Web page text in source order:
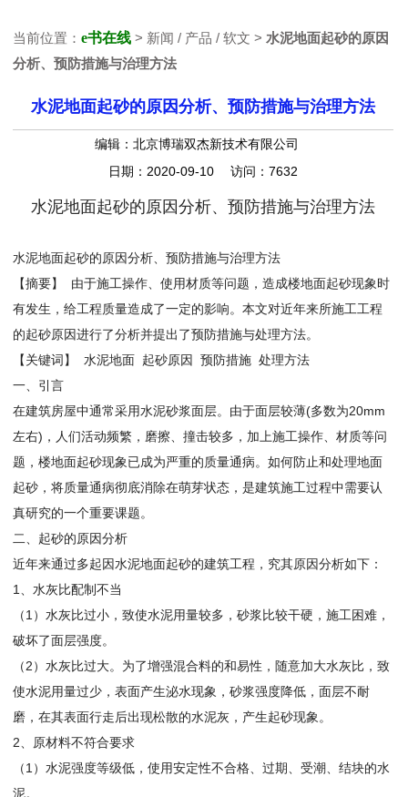
当前位置：e书在线 > 新闻 / 产品 / 软文 > 水泥地面起砂的原因
分析、预防措施与治理方法
水泥地面起砂的原因分析、预防措施与治理方法
编辑：北京博瑞双杰新技术有限公司
日期：2020-09-10 访问：7632
水泥地面起砂的原因分析、预防措施与治理方法
水泥地面起砂的原因分析、预防措施与治理方法
【摘要】 由于施工操作、使用材质等问题，造成楼地面起砂现象时
有发生，给工程质量造成了一定的影响。本文对近年来所施工工程
的起砂原因进行了分析并提出了预防措施与处理方法。
【关键词】 水泥地面 起砂原因 预防措施 处理方法
一、引言
在建筑房屋中通常采用水泥砂浆面层。由于面层较薄(多数为20mm
左右)，人们活动频繁，磨擦、撞击较多，加上施工操作、材质等问
题，楼地面起砂现象已成为严重的质量通病。如何防止和处理地面
起砂，将质量通病彻底消除在萌芽状态，是建筑施工过程中需要认
真研究的一个重要课题。
二、起砂的原因分析
近年来通过多起因水泥地面起砂的建筑工程，究其原因分析如下：
1、水灰比配制不当
（1）水灰比过小，致使水泥用量较多，砂浆比较干硬，施工困难，
破坏了面层强度。
（2）水灰比过大。为了增强混合料的和易性，随意加大水灰比，致
使水泥用量过少，表面产生泌水现象，砂浆强度降低，面层不耐
磨，在其表面行走后出现松散的水泥灰，产生起砂现象。
2、原材料不符合要求
（1）水泥强度等级低，使用安定性不合格、过期、受潮、结块的水
泥。